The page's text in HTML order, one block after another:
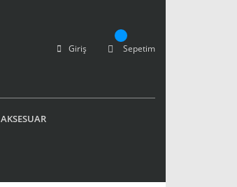
Giriş Sepetim
AKSESUAR